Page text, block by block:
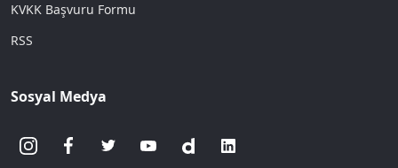
KVKK Başvuru Formu
RSS
Sosyal Medya